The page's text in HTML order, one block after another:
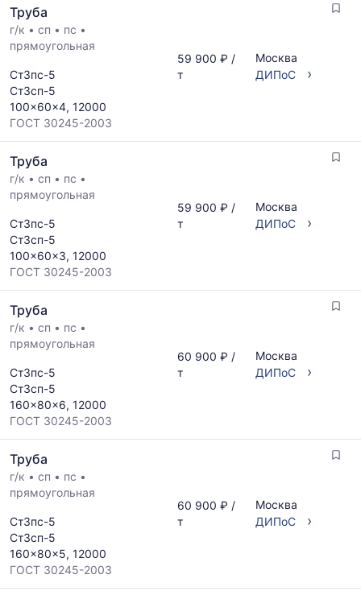
Труба
г/к • сп • пс •
прямоугольная
Ст3пс-5
Ст3сп-5
100x60x4, 12000
ГОСТ 30245-2003
59 900 ₽ /
т
Москва
ДИПоС
›
Труба
г/к • сп • пс •
прямоугольная
Ст3пс-5
Ст3сп-5
100x60x3, 12000
ГОСТ 30245-2003
59 900 ₽ /
т
Москва
ДИПоС
›
Труба
г/к • сп • пс •
прямоугольная
Ст3пс-5
Ст3сп-5
160x80x6, 12000
ГОСТ 30245-2003
60 900 ₽ /
т
Москва
ДИПоС
›
Труба
г/к • сп • пс •
прямоугольная
Ст3пс-5
Ст3сп-5
160x80x5, 12000
ГОСТ 30245-2003
60 900 ₽ /
т
Москва
ДИПоС
›